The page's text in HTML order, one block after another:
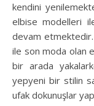
kendini
elbise modelleri
devam etmektedir.
ile son moda olan
bir arada
yepyeni bir stilin
ufak dokunuşlar